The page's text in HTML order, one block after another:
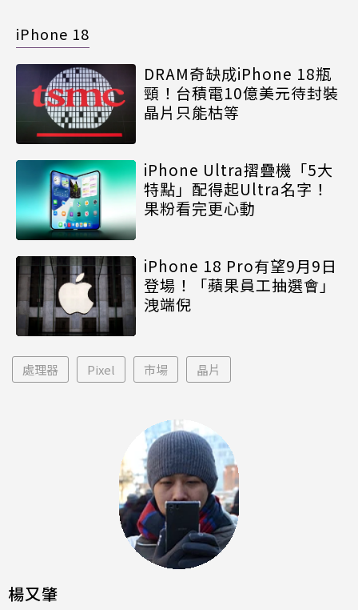
iPhone 18
DRAM奇缺成iPhone 18瓶
頸！台積電10億美元待封裝
晶片只能枯等
iPhone Ultra摺疊機「5大
特點」配得起Ultra名字！
果粉看完更心動
iPhone 18 Pro有望9月9日
登場！「蘋果員工抽選會」
洩端倪
處理器 Pixel 市場 晶片
楊又肇